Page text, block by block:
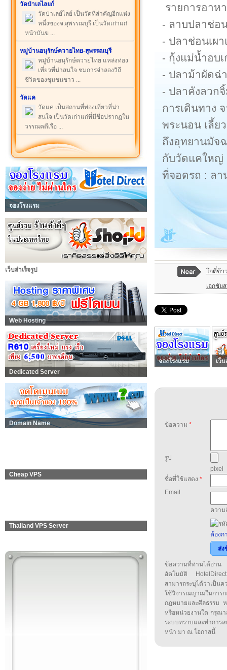
วัดป่าเลไลยก์
วัดป่าเลย์ไลย์ เป็นวัดที่สำคัญอีกแห่ง
หนึ่งของจ.สุพรรณบุรี เป็นวัดเก่าแก่
หน้าบันข ...
หมู่บ้านอนุรักษ์ควายไทย-สุพรรณบุรี
หมู่บ้านอนุรักษ์ควายไทย แหล่งท่อง
เที่ยวที่น่าสนใจ ชมการจำลองวิถี
ชีวิตของชุมชนชาว ...
วัดแค
วัดแค เป็นสถานที่ท่องเที่ยวที่น่า
สนใจ เป็นวัดเก่าแก่ที่มีชื่อปรากฏใน
วรรณคดีเรื่อ ...
จองโรงแรม
เว็บสำเร็จรูป
Web Hosting
Dedicated Server
Domain Name
Cheap VPS
Thailand VPS Server
รายการอาห
- ลาบปลาช่อ
- ปลาช่อนเผา
- กุ้งแม่น้ำอบ
- ปลาม้าผัดฉ่
- ปลาคังลวก
การเดินทาง
พระนอน เลี้ย
ถึงอุทยานมัจ
กับวัดแคใหญ่
ที่จอดรถ : ลา
โกตี๋ข้า
เอกชัย
จองโรงแรม เว็
ข้อความ *
รูป
pixel
ชื่อที่ใช้แสดง *
Email
ความ
ต้องก
ส่ง
ข้อความที่ท่านได้อ่าน
อัตโนมัติ
สามารถระบุได้ว่าเป็น
ใช้วิจารณญาณในกา
กฎหมายและศีลธรรม
หรือหน่วยงานใด กรุณา
ระบบทราบและทำกา
หน้า มา ณ โอกาสนี้